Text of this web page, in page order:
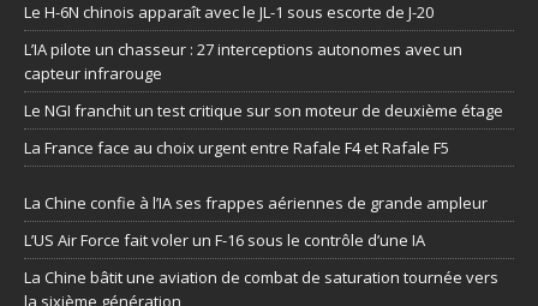
Le H-6N chinois apparaît avec le JL-1 sous escorte de J-20
L’IA pilote un chasseur : 27 interceptions autonomes avec un
capteur infrarouge
Le NGI franchit un test critique sur son moteur de deuxième étage
La France face au choix urgent entre Rafale F4 et Rafale F5
La Chine confie à l’IA ses frappes aériennes de grande ampleur
L’US Air Force fait voler un F-16 sous le contrôle d’une IA
La Chine bâtit une aviation de combat de saturation tournée vers
la sixième génération